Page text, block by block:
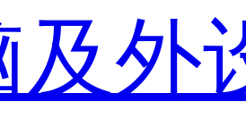
及外